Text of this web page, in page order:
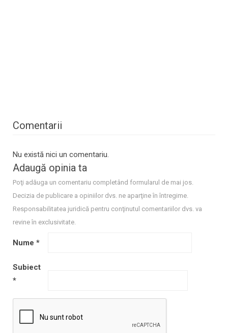
Comentarii
Nu există nici un comentariu.
Adaugă opinia ta
Poţi adăuga un comentariu completând formularul de mai jos.
Decizia de publicare a opiniilor dvs. ne aparţine în întregime.
Responsabilitatea juridică pentru conţinutul comentariilor dvs. va
revine în exclusivitate.
Nume *
Subiect
*